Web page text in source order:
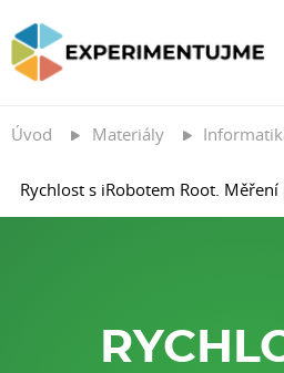
Úvod Materiály
Rychlost s iRobotem Root.